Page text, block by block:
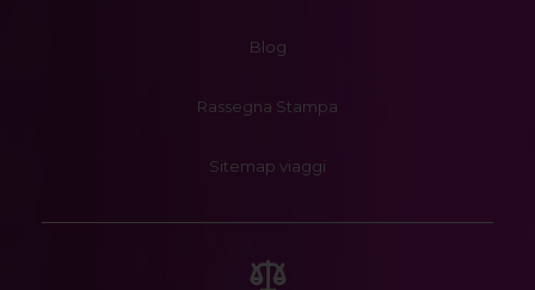
Blog
Rassegna Stampa
Sitemap viaggi